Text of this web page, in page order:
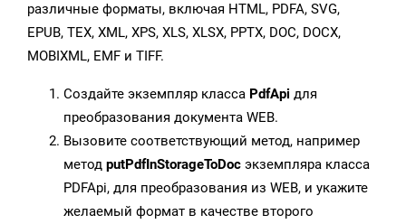
различные форматы, включая HTML, PDFA, SVG,
EPUB, TEX, XML, XPS, XLS, XLSX, PPTX, DOC, DOCX,
MOBIXML, EMF и TIFF.
Создайте экземпляр класса PdfApi для
преобразования документа WEB.
Вызовите соответствующий метод, например
метод putPdfInStorageToDoc экземпляра класса
PDFApi, для преобразования из WEB, и укажите
желаемый формат в качестве второго